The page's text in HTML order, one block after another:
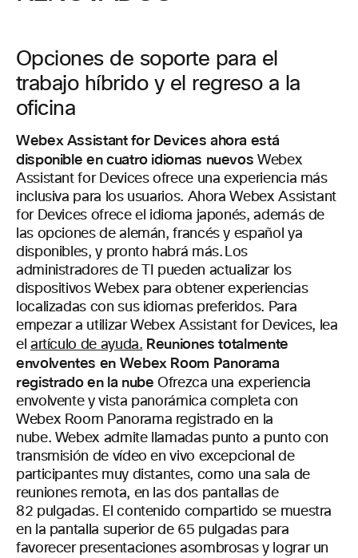
Opciones de soporte para el
trabajo híbrido y el regreso a la
oficina
Webex Assistant for Devices ahora está
disponible en cuatro idiomas nuevosWebex
Assistant for Devices ofrece una experiencia más
inclusiva para los usuarios. Ahora Webex Assistant
for Devices ofrece el idioma japonés, además de
las opciones de alemán, francés y español ya
disponibles, y pronto habrá más. Los
administradores de TI pueden actualizar los
dispositivos Webex para obtener experiencias
localizadas con sus idiomas preferidos. Para
empezar a utilizar Webex Assistant for Devices, lea
el artículo de ayuda. Reuniones totalmente
envolventes en Webex Room Panorama
registrado en la nube Ofrezca una experiencia
envolvente y vista panorámica completa con
Webex Room Panorama registrado en la
nube. Webex admite llamadas punto a punto con
transmisión de vídeo en vivo excepcional de
participantes muy distantes, como una sala de
reuniones remota, en las dos pantallas de
82 pulgadas. El contenido compartido se muestra
en la pantalla superior de 65 pulgadas para
favorecer presentaciones asombrosas y lograr un